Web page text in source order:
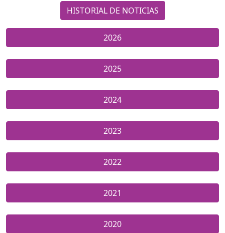
HISTORIAL DE NOTICIAS
2026
2025
2024
2023
2022
2021
2020